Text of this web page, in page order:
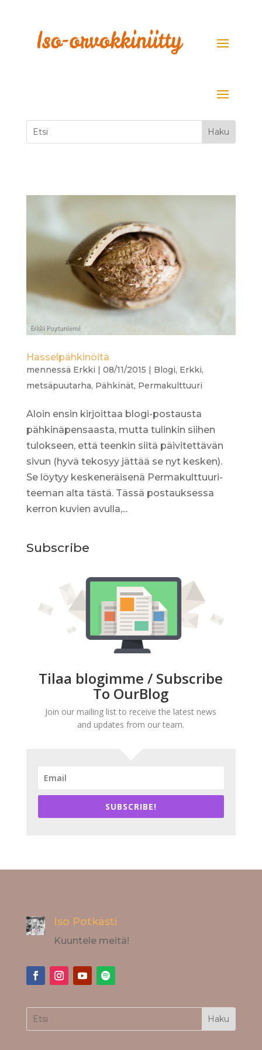
Hasselpähkinöitä
mennessä Erkki | 08/11/2015 | Blogi, Erkki,
metsäpuutarha, Pähkinät, Permakulttuuri
Aloin ensin kirjoittaa blogi-postausta
pähkinäpensaasta, mutta tulinkin siihen
tulokseen, että teenkin siitä päivitettävän
sivun (hyvä tekosyy jättää se nyt kesken).
Se löytyy keskeneräisenä Permakulttuuri-
teeman alta tästä. Tässä postauksessa
kerron kuvien avulla,...
Subscribe
Tilaa blogimme / Subscribe
To OurBlog
Join our mailing list to receive the latest news
and updates from our team.
SUBSCRIBE!
Iso Potkästi
Kuuntele meitä!